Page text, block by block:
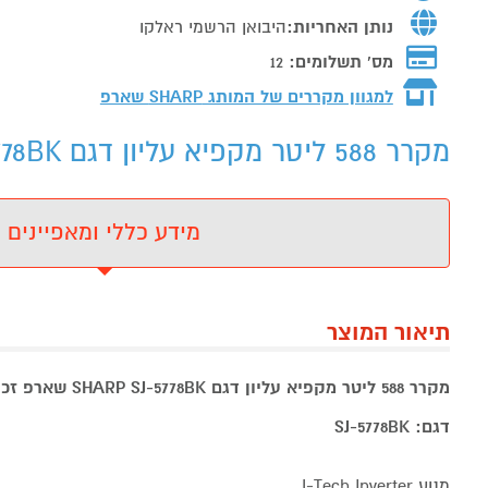
נותן האחריות:היבואן הרשמי ראלקו
מס' תשלומים:12
למגוון מקררים של המותגSHARP שארפ
מקרר 588 ליטר מקפיא עליון דגם SHARP SJ-5778BK שארפ - מידע נוסף
מידע כללי ומאפיינים
תיאור המוצר
מקרר 588 ליטר מקפיא עליון דגם SHARP SJ-5778BK שארפ זכוכית שחורה
דגם: SJ-5778BK